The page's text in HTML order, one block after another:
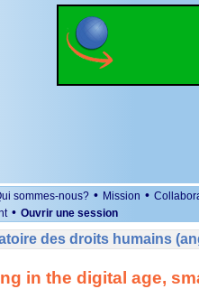
sommes-nous? • Mission •
• Ouvrir une session
des droits humains
in the digital age,